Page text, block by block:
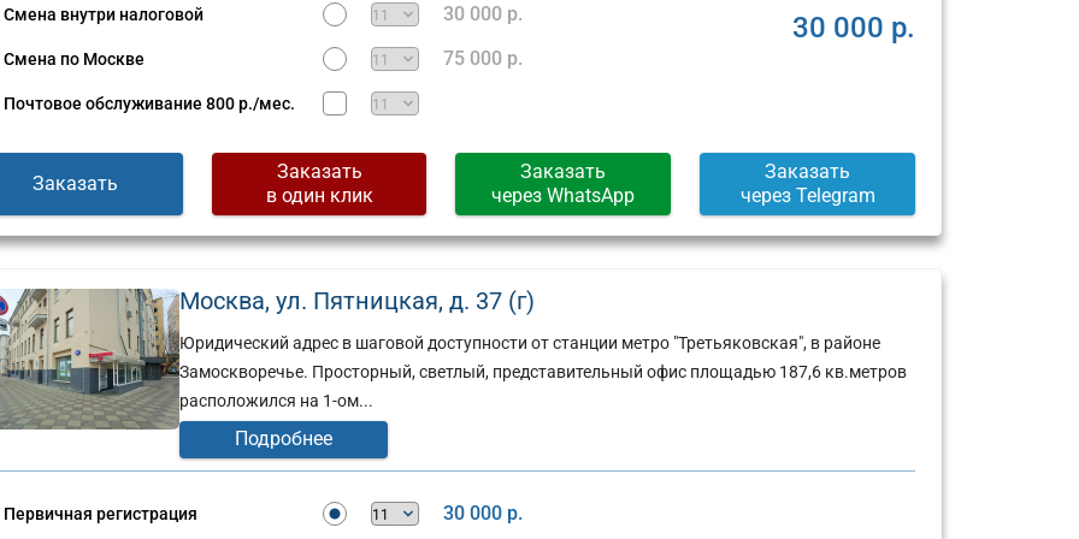
Смена внутри налоговой 30 000 р.
Смена по Москве 75 000 р.
Почтовое обслуживание 800 р./мес.
30 000 р.
Заказать
Заказать
в один клик
Заказать
через WhatsApp
Заказать
через Telegram
Москва, ул. Пятницкая, д. 37 (г)
Юридический адрес в шаговой доступности от станции метро "Третьяковская", в районе
Замоскворечье. Просторный, светлый, представительный офис площадью 187,6 кв.метров
расположился на 1-ом...
Подробнее
Первичная регистрация 30 000 р.